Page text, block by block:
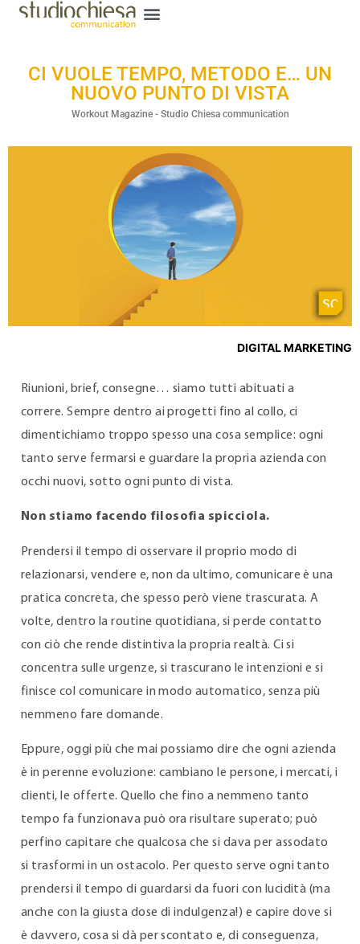
CI VUOLE TEMPO, METODO E… UN
NUOVO PUNTO DI VISTA
Workout Magazine - Studio Chiesa communication
DIGITAL MARKETING
Riunioni, brief, consegne… siamo tutti abituati a
correre. Sempre dentro ai progetti fino al collo, ci
dimentichiamo troppo spesso una cosa semplice: ogni
tanto serve fermarsi e guardare la propria azienda con
occhi nuovi, sotto ogni punto di vista.
Non stiamo facendo filosofia spicciola.
Prendersi il tempo di osservare il proprio modo di
relazionarsi, vendere e, non da ultimo, comunicare è una
pratica concreta, che spesso però viene trascurata. A
volte, dentro la routine quotidiana, si perde contatto
con ciò che rende distintiva la propria realtà. Ci si
concentra sulle urgenze, si trascurano le intenzioni e si
finisce col comunicare in modo automatico, senza più
nemmeno fare domande.
Eppure, oggi più che mai possiamo dire che ogni azienda
è in perenne evoluzione: cambiano le persone, i mercati, i
clienti, le offerte. Quello che fino a nemmeno tanto
tempo fa funzionava può ora risultare superato; può
perfino capitare che qualcosa che si dava per assodato
si trasformi in un ostacolo. Per questo serve ogni tanto
prendersi il tempo di guardarsi da fuori con lucidità (ma
anche con la giusta dose di indulgenza!) e capire dove si
è davvero, cosa si dà per scontato e, di conseguenza,